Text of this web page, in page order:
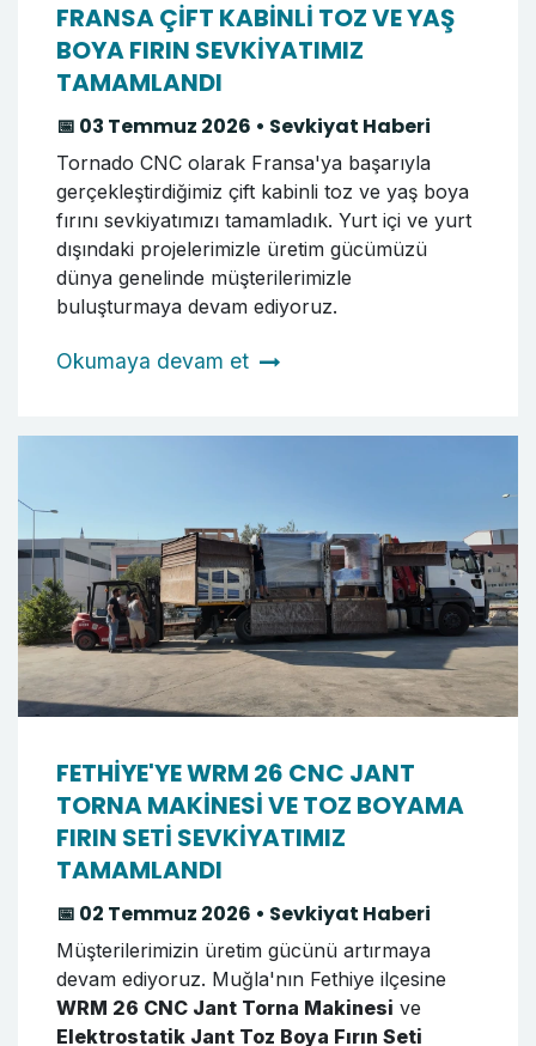
FRANSA ÇİFT KABİNLİ TOZ VE YAŞ
BOYA FIRIN SEVKİYATIMIZ
TAMAMLANDI
📅 03 Temmuz 2026 • Sevkiyat Haberi
Tornado CNC olarak Fransa'ya başarıyla
gerçekleştirdiğimiz çift kabinli toz ve yaş boya
fırını sevkiyatımızı tamamladık. Yurt içi ve yurt
dışındaki projelerimizle üretim gücümüzü
dünya genelinde müşterilerimizle
buluşturmaya devam ediyoruz.
Okumaya devam et
FETHİYE'YE WRM 26 CNC JANT
TORNA MAKİNESİ VE TOZ BOYAMA
FIRIN SETİ SEVKİYATIMIZ
TAMAMLANDI
📅 02 Temmuz 2026 • Sevkiyat Haberi
Müşterilerimizin üretim gücünü artırmaya
devam ediyoruz. Muğla'nın Fethiye ilçesine
WRM 26 CNC Jant Torna Makinesi ve
Elektrostatik Jant Toz Boya Fırın Seti